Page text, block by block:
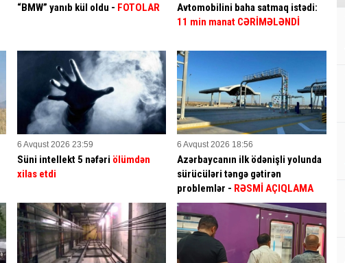
“BMW” yanıb kül oldu - FOTOLAR
Avtomobilini baha satmaq istədi:
11 min manat CƏRİMƏLƏNDİ
6 Avqust 2026 23:59
Süni intellekt 5 nəfəri ölümdən
xilas etdi
6 Avqust 2026 18:56
Azərbaycanın ilk ödənişli yolunda
sürücüləri təngə gətirən
problemlər - RƏSMİ AÇIQLAMA